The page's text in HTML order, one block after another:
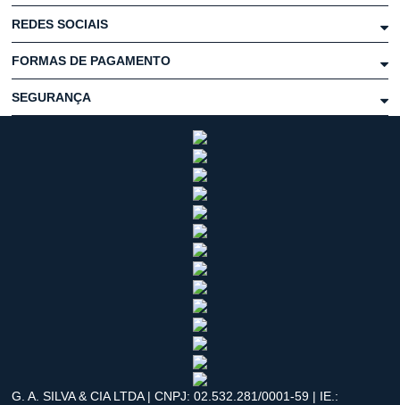
REDES SOCIAIS
FORMAS DE PAGAMENTO
SEGURANÇA
G. A. SILVA & CIA LTDA | CNPJ: 02.532.281/0001-59 | IE.: